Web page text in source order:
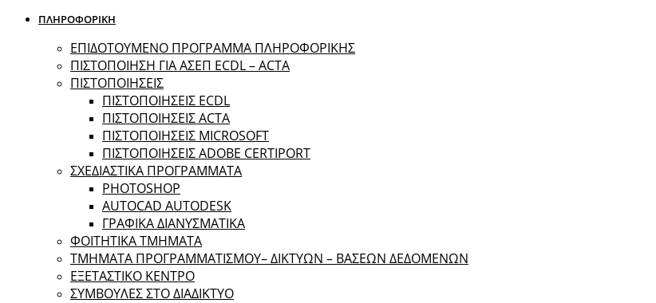
ΠΛΗΡΟΦΟΡΙΚΗ
ΕΠΙΔΟΤΟΥΜΕΝΟ ΠΡΟΓΡΑΜΜΑ ΠΛΗΡΟΦΟΡΙΚΗΣ
ΠIΣΤΟΠΟΙΗΣΗ ΓΙΑ ΑΣΕΠ ECDL – ACTA
ΠΙΣΤΟΠΟΙΗΣΕΙΣ
ΠΙΣΤΟΠΟΙΗΣΕΙΣ ECDL
ΠΙΣΤΟΠΟΙΗΣΕΙΣ ACTA
ΠΙΣΤΟΠΟΙΗΣΕΙΣ MICROSOFT
ΠΙΣΤΟΠΟΙΗΣΕΙΣ ADOBE CERTIPORT
ΣΧΕΔΙΑΣΤΙΚΑ ΠΡΟΓΡΑΜΜΑΤΑ
PHOTOSHOP
AUTOCAD AUTODESK
ΓΡΑΦΙΚΑ ΔΙΑΝΥΣΜΑΤΙΚΑ
ΦΟΙΤΗΤΙΚΑ ΤΜΗΜΑΤΑ
ΤΜΗΜΑΤΑ ΠΡΟΓΡΑΜΜΑΤΙΣΜΟΥ– ΔΙΚΤΥΩΝ – ΒΑΣΕΩΝ ΔΕΔΟΜΕΝΩΝ
ΕΞΕΤΑΣΤΙΚΟ ΚΕΝΤΡΟ
ΣΥΜΒΟΥΛΕΣ ΣΤΟ ΔΙΑΔΙΚΤΥΟ